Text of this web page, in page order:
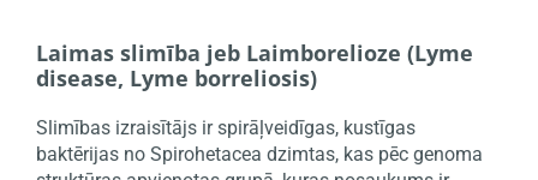
Laimas slimība jeb Laimborelioze (Lyme
disease, Lyme borreliosis)
Slimības izraisītājs ir spirāļveidīgas, kustīgas
baktērijas no Spirohetacea dzimtas, kas pēc genoma